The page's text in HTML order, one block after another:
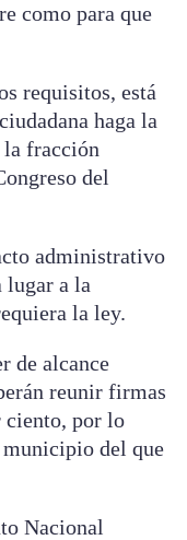
como para que
requisitos, está
haga la
la fracción
del
administrativo
lugar a la
la ley.
de alcance
reunir firmas
ciento, por lo
del que
Nacional